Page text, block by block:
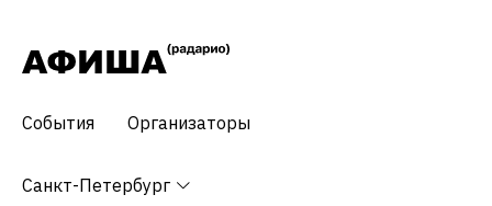
События Организаторы
Санкт-Петербург